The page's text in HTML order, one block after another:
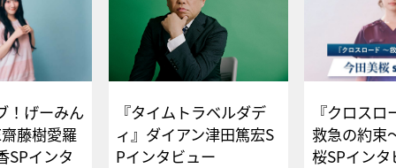
！げーみん
藤樹愛羅
SPインタ
『タイムトラベルダデ
ィ』ダイアン津田篤宏S
Pインタビュー
『クロス
救急の約束
桜SPイ